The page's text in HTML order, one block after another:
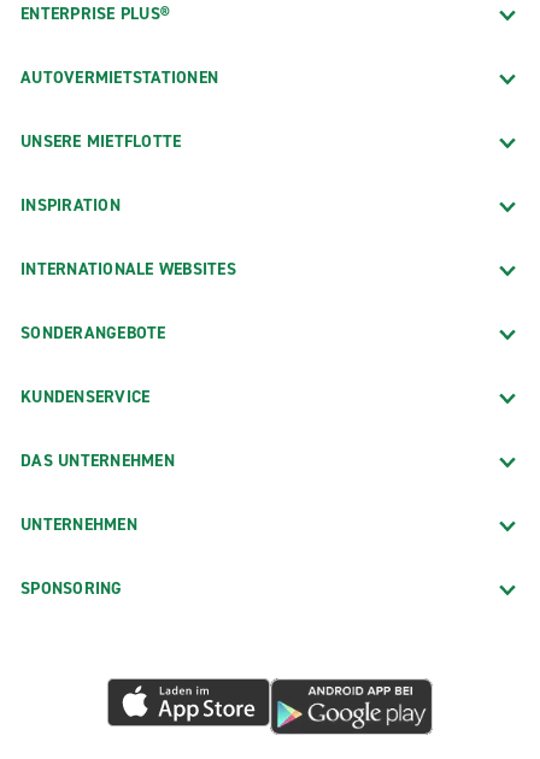
ENTERPRISE PLUS®
AUTOVERMIETSTATIONEN
UNSERE MIETFLOTTE
INSPIRATION
INTERNATIONALE WEBSITES
SONDERANGEBOTE
KUNDENSERVICE
DAS UNTERNEHMEN
UNTERNEHMEN
SPONSORING